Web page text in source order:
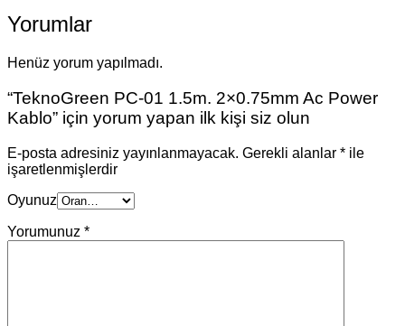
Yorumlar
Henüz yorum yapılmadı.
“TeknoGreen PC-01 1.5m. 2×0.75mm Ac Power
Kablo” için yorum yapan ilk kişi siz olun
E-posta adresiniz yayınlanmayacak. Gerekli alanlar * ile
işaretlenmişlerdir
Oyunuz
Yorumunuz *